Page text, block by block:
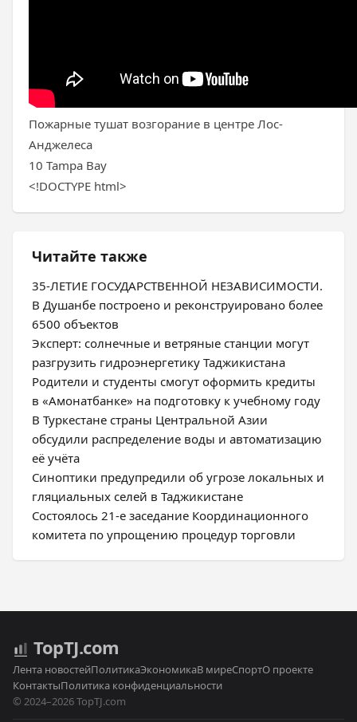
Пожарные тушат возгорание в центре Лос-
Анджелеса
10 Tampa Bay
<!DOCTYPE html>
Читайте также
35-ЛЕТИЕ ГОСУДАРСТВЕННОЙ НЕЗАВИСИМОСТИ.
В Душанбе построено и реконструировано более
6500 объектов
Эксперт: солнечные и ветряные станции могут
разгрузить гидроэнергетику Таджикистана
Родители и студенты смогут оформить кредиты
в «Амонатбанке» на подготовку к учебному году
В Туркестане страны Центральной Азии
обсудили распределение воды и автоматизацию
её учёта
Синоптики предупредили об угрозе локальных и
гляциальных селей в Таджикистане
Состоялось 21-е заседание Координационного
комитета по упрощению процедур торговли
TopTJ.com
Лента новостейПолитикаЭкономикаВ миреСпортО проекте
КонтактыПолитика конфиденциальности
© 2024–2026 TopTJ.com